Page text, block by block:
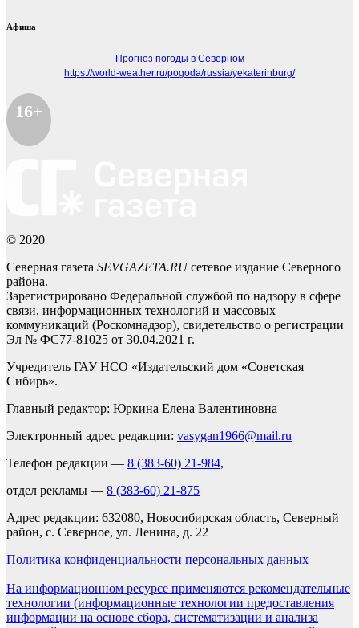
Афиша
Прогноз погоды в Северном
https://world-weather.ru/pogoda/russia/yekaterinburg/
16+
© 2020
Северная газета SEVGAZETA.RUсетевое издание Северного
района.
Зарегистрировано Федеральной службой по надзору в сфере
связи, информационных технологий и массовых
коммуникаций (Роскомнадзор), свидетельство о регистрации
Эл № ФС77-81025 от 30.04.2021 г.
Учредитель ГАУ НСО «Издательский дом «Советская
Сибирь».
Главный редактор: Юркина Елена Валентиновна
Электронный адрес редакции: vasygan1966@mail.ru
Телефон редакции — 8 (383-60) 21-984,
отдел рекламы — 8 (383-60) 21-875
Адрес редакции: 632080, Новосибирская область, Северный
район, с. Северное, ул. Ленина, д. 22
Политика конфиденциальности персональных данных
На информационном ресурсе применяются рекомендательные
технологии (информационные технологии предоставления
информации на основе сбора, систематизации и анализа